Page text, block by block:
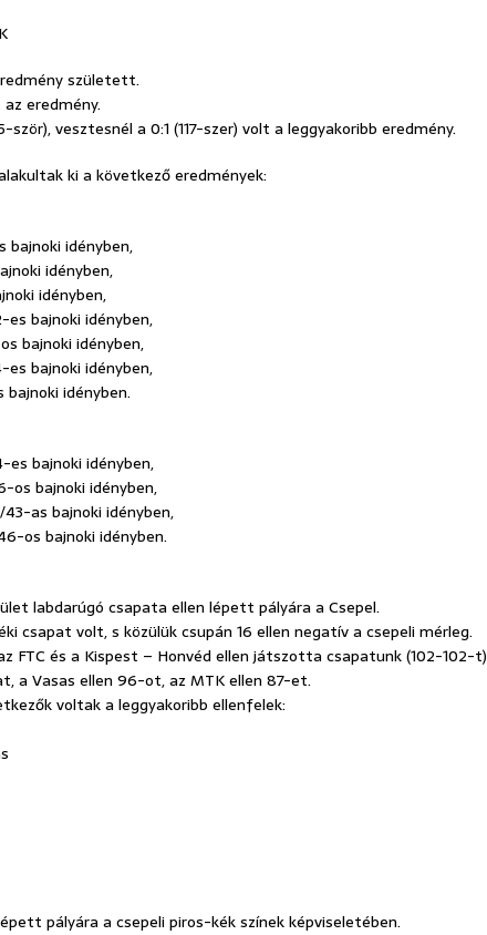
született.
eredmény.
ször), vesztesnél a 0:1 (117-szer) volt a leggyakoribb eredmény.
ki a következő eredmények:
bajnoki idényben,
idényben,
idényben,
es bajnoki idényben,
bajnoki idényben,
es bajnoki idényben,
bajnoki idényben.
es bajnoki idényben,
os bajnoki idényben,
as bajnoki idényben,
os bajnoki idényben.
labdarúgó csapata ellen lépett pályára a Csepel.
csapat volt, s közülük csupán 16 ellen negatív a csepeli mérleg.
FTC és a Kispest – Honvéd ellen játszotta csapatunk (102-102-t)
a Vasas ellen 96-ot, az MTK ellen 87-et.
voltak a leggyakoribb ellenfelek:
pályára a csepeli piros-kék színek képviseletében.